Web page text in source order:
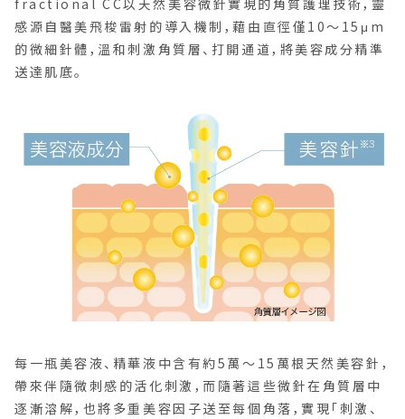
fractional CC以天然美容微針實現的角質護理技術，靈
感源自醫美飛梭雷射的導入機制，藉由直徑僅10〜15μm
的微細針體，溫和刺激角質層、打開通道，將美容成分精準
送達肌底。
每一瓶美容液、精華液中含有約5萬～15萬根天然美容針，
帶來伴隨微刺感的活化刺激，而隨著這些微針在角質層中
逐漸溶解，也將多重美容因子送至每個角落，實現「刺激、